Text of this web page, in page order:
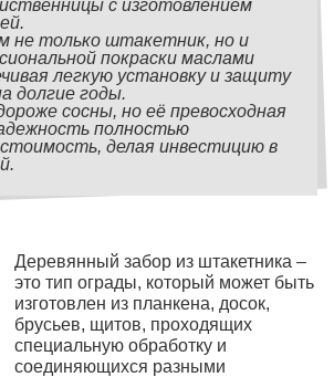
с изготовлением
не только штакетник, но и
покраски маслами
легкую установку и защиту
долгие годы.
сосны, но её превосходная
полностью
делая инвестицию в
Деревянный забор из штакетника –
это тип ограды, который может быть
изготовлен из планкена, досок,
брусьев, щитов, проходящих
специальную обработку и
соединяющихся разными